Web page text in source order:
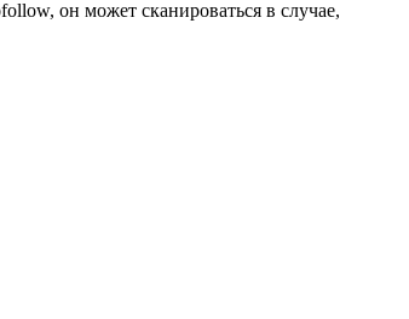
он может сканироваться в случае,